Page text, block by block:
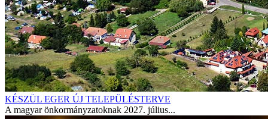
KÉSZÜL EGER ÚJ TELEPÜLÉSTERVE
A magyar önkormányzatoknak 2027. július...